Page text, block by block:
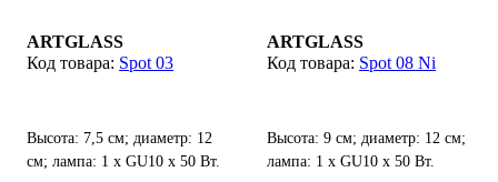
ARTGLASS
Spot 03
Высота: 7,5 см; диаметр: 12
см; лампа: 1 х GU10 х 50 Вт.
ARTGLASS
Spot 08 Ni
Высота: 9 см; диаметр: 12 см;
лампа: 1 х GU10 х 50 Вт.